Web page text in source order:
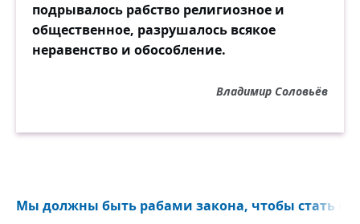
подрывалось рабство религиозное и
общественное, разрушалось всякое
неравенство и обособление.
Владимир Соловьёв
Мы должны быть рабами закона, чтобы стать